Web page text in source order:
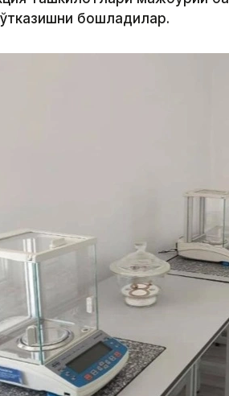
бошладилар.